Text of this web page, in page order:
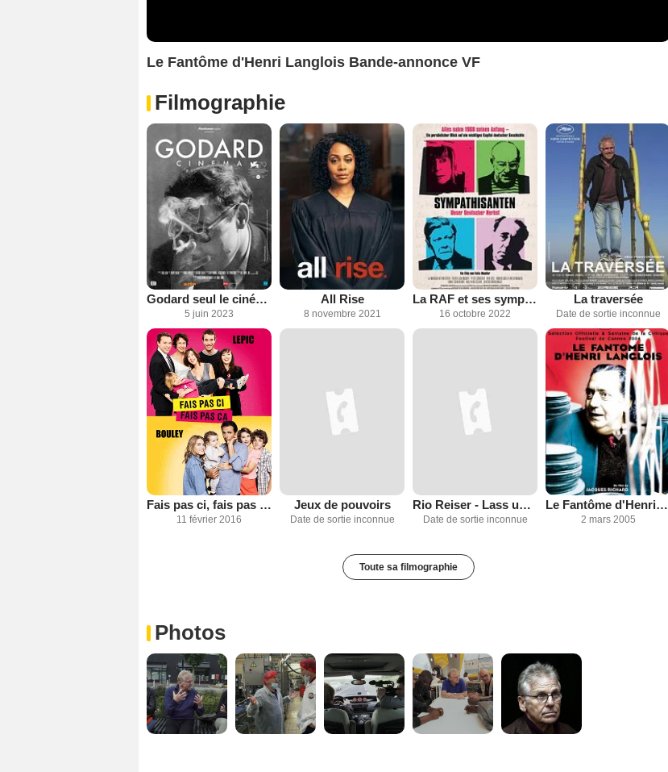
Le Fantôme d'Henri Langlois Bande-annonce VF
Filmographie
Godard seul le cinéma
5 juin 2023
All Rise
8 novembre 2021
La RAF et ses sympathisants :un automne allemand
16 octobre 2022
La traversée
Date de sortie inconnue
Fais pas ci, fais pas ça
11 février 2016
Jeux de pouvoirs
Date de sortie inconnue
Rio Reiser - Lass uns'n Wunder sein
Date de sortie inconnue
Le Fantôme d'Henri Langlois
2 mars 2005
Toute sa filmographie
Photos